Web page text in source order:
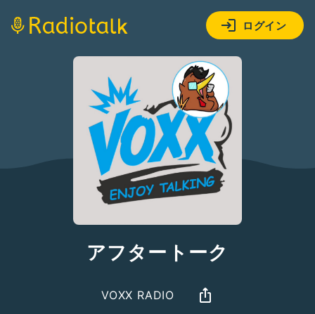
ログイン
アフタートーク
VOXX RADIO